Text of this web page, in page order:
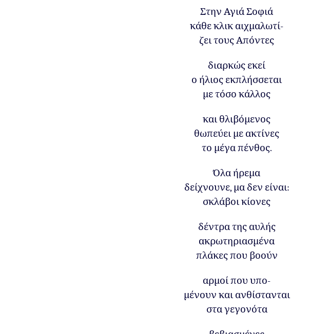
Στην Αγιά Σοφιά
κάθε κλικ αιχμαλωτί-
ζει τους Απόντες
διαρκώς εκεί
ο ήλιος εκπλήσσεται
με τόσο κάλλος
και θλιβόμενος
θωπεύει με ακτίνες
το μέγα πένθος.
Όλα ήρεμα
δείχνουνε, μα δεν είναι:
σκλάβοι κίονες
δέντρα της αυλής
ακρωτηριασμένα
πλάκες που βοούν
αρμοί που υπο-
μένουν και ανθίστανται
στα γεγονότα